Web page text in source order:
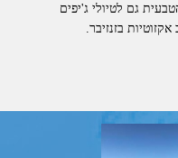
גם לטיולי ג'יפים
בזנזיבר.
שאנו מציעים